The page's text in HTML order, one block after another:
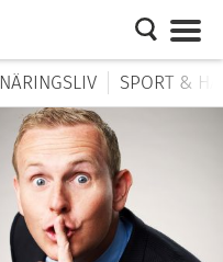
NÄRINGSLIV SPORT &